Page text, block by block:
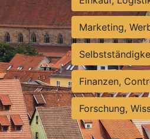
Marketing,
Finanzen,
Forschung,